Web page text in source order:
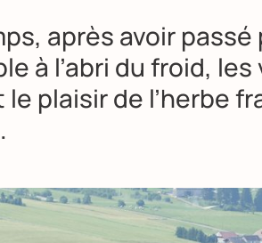
après avoir
à l’abri du froid,
plaisir de l’herbe